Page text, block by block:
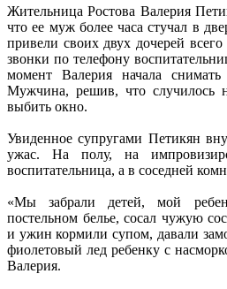
Жительница Ростова Валерия
что ее муж более часа стучал в
привели своих двух дочерей всего
звонки по телефону
момент Валерия начала
Мужчина, решив, что случилось
выбить окно.
Увиденное супругами Петикян
ужас. На полу, на
воспитательница, а в соседней
«Мы забрали детей, мой
постельном белье, сосал чужую
и ужин кормили супом, давали
фиолетовый лед ребенку с
Валерия.